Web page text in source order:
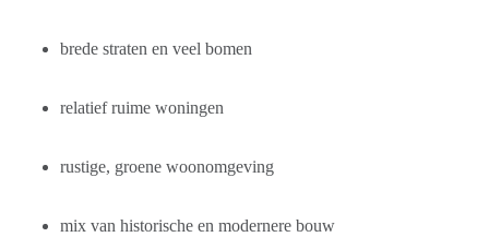
brede straten en veel bomen
relatief ruime woningen
rustige, groene woonomgeving
mix van historische en modernere bouw